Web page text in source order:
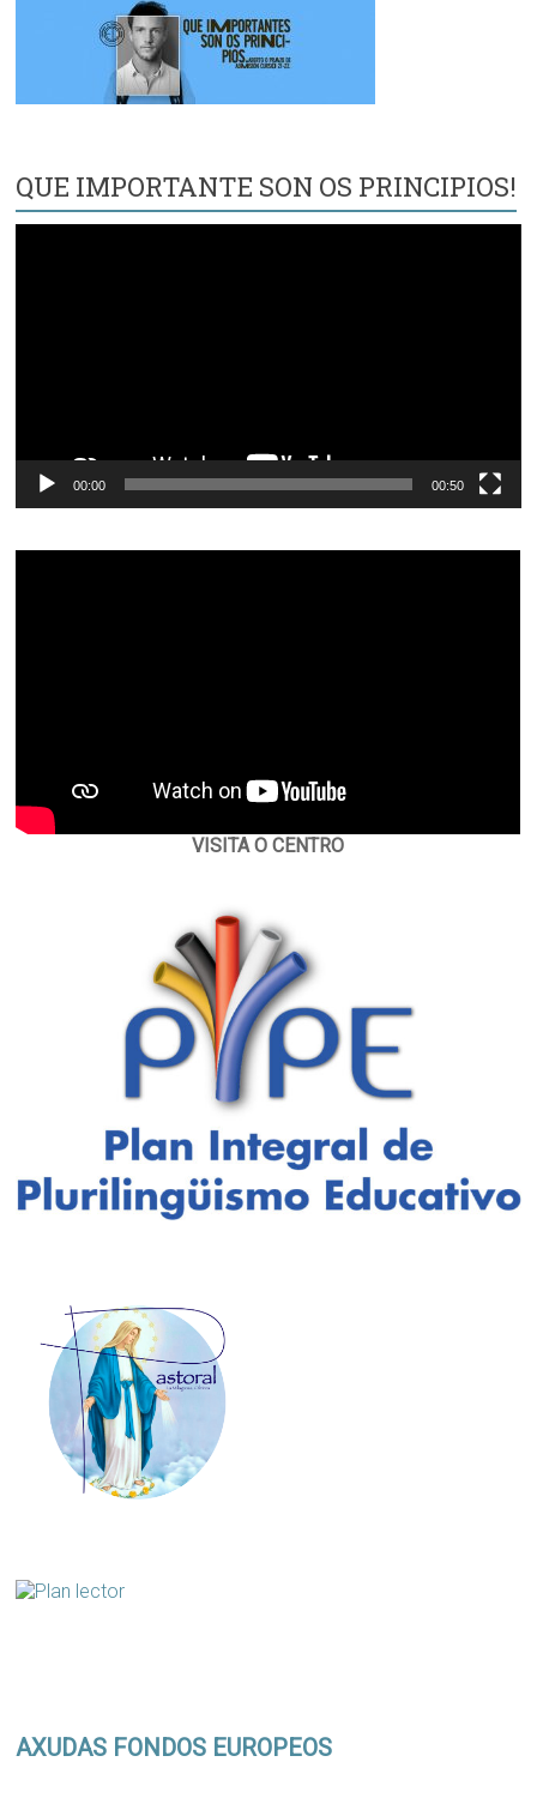
QUE IMPORTANTE SON OS PRINCIPIOS!
00:00 00:50
VISITA O CENTRO
AXUDAS FONDOS EUROPEOS